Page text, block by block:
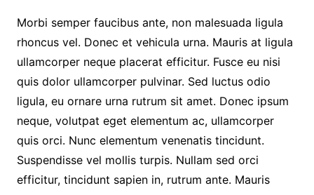
c
e
b
o
o
k
i
t
t
e
r
a
t
s
A
p
p
Morbi semper faucibus ante, non malesuada ligula
rhoncus vel. Donec et vehicula urna. Mauris at ligula
ullamcorper neque placerat efficitur. Fusce eu nisi
quis dolor ullamcorper pulvinar. Sed luctus odio
ligula, eu ornare urna rutrum sit amet. Donec ipsum
neque, volutpat eget elementum ac, ullamcorper
quis orci. Nunc elementum venenatis tincidunt.
Suspendisse vel mollis turpis. Nullam sed orci
efficitur, tincidunt sapien in, rutrum ante. Mauris